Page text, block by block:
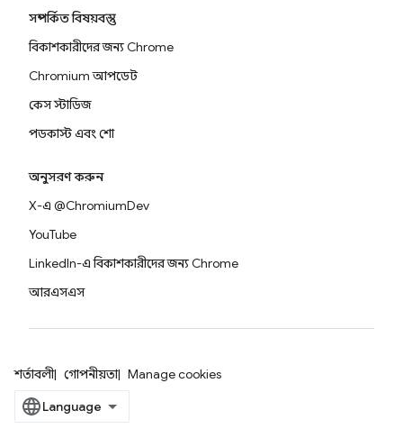
সম্পর্কিত বিষয়বস্তু
বিকাশকারীদের জন্য Chrome
Chromium আপডেট
কেস স্টাডিজ
পডকাস্ট এবং শো
অনুসরণ করুন
X-এ @ChromiumDev
YouTube
LinkedIn-এ বিকাশকারীদের জন্য Chrome
আরএসএস
শর্তাবলী গোপনীয়তা Manage cookies